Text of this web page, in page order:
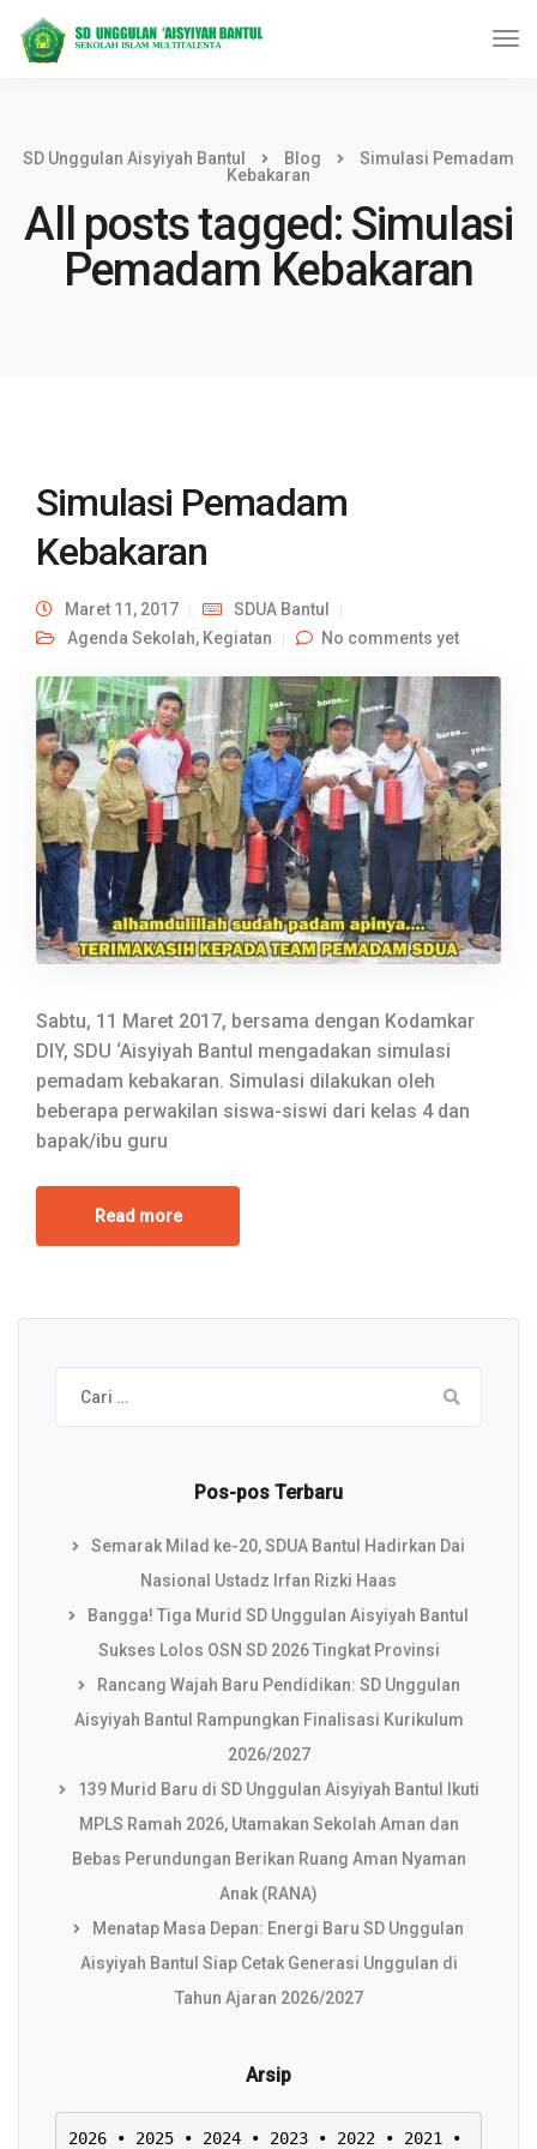
SD Unggulan Aisyiyah Bantul Blog
Simulasi Pemadam
Kebakaran
All posts tagged: Simulasi
Pemadam Kebakaran
Simulasi Pemadam
Kebakaran
Maret 11, 2017
SDUA Bantul
Agenda Sekolah, Kegiatan No comments yet
Sabtu, 11 Maret 2017, bersama dengan Kodamkar
DIY, SDU ‘Aisyiyah Bantul mengadakan simulasi
pemadam kebakaran. Simulasi dilakukan oleh
beberapa perwakilan siswa-siswi dari kelas 4 dan
bapak/ibu guru
Read more
Cari
untuk:
Pos-pos Terbaru
Semarak Milad ke-20, SDUA Bantul Hadirkan Dai
Nasional Ustadz Irfan Rizki Haas
Bangga! Tiga Murid SD Unggulan Aisyiyah Bantul
Sukses Lolos OSN SD 2026 Tingkat Provinsi
Rancang Wajah Baru Pendidikan: SD Unggulan
Aisyiyah Bantul Rampungkan Finalisasi Kurikulum
2026/2027
139 Murid Baru di SD Unggulan Aisyiyah Bantul Ikuti
MPLS Ramah 2026, Utamakan Sekolah Aman dan
Bebas Perundungan Berikan Ruang Aman Nyaman
Anak (RANA)
Menatap Masa Depan: Energi Baru SD Unggulan
Aisyiyah Bantul Siap Cetak Generasi Unggulan di
Tahun Ajaran 2026/2027
Arsip
2026 • 2025 • 2024 • 2023 • 2022 • 2021